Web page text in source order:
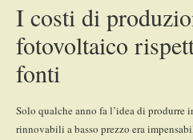
I costi di
fotovoltaico
fonti
Solo qualche anno fa l’idea di
rinnovabili a basso prezzo era